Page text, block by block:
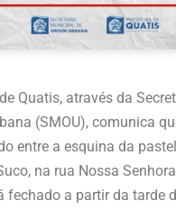
Quatis, através da
(SMOU), comunica
entre a esquina da
na rua Nossa
fechado a partir da tarde